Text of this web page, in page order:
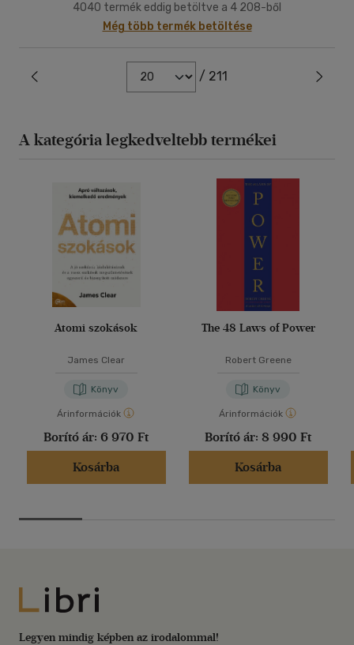
4040 termék eddig betöltve a 4 208-ből
Még több termék betöltése
/ 211
A kategória legkedveltebb termékei
Atomi szokások
James Clear
Könyv
Árinformációk
Borító ár: 6 970 Ft
Kosárba
The 48 Laws of Power
Robert Greene
Könyv
Árinformációk
Borító ár: 8 990 Ft
Kosárba
Libri
Legyen mindig képben az irodalommal!